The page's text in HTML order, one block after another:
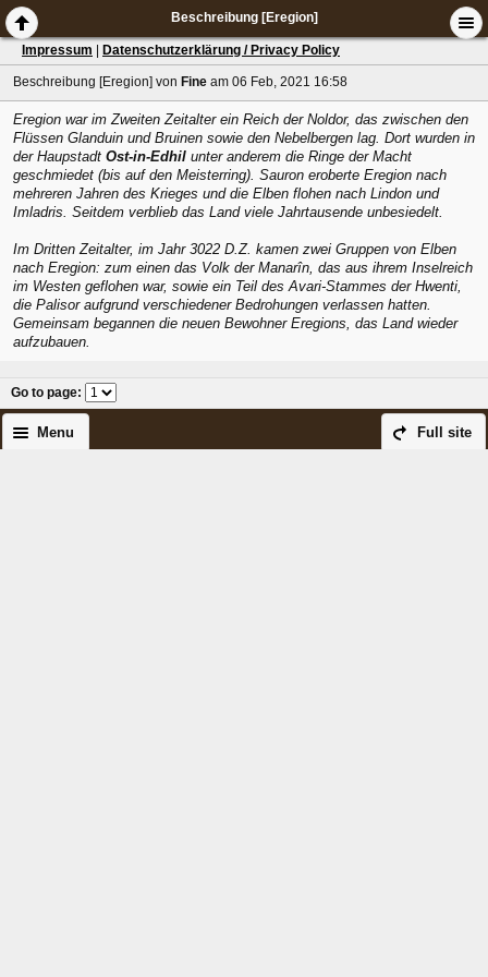
Beschreibung [Eregion]
Impressum Datenschutzerklärung / Privacy Policy
Beschreibung [Eregion] von Fine am 06 Feb, 2021 16:58
Eregion war im Zweiten Zeitalter ein Reich der Noldor, das zwischen den
Flüssen Glanduin und Bruinen sowie den Nebelbergen lag. Dort wurden in
der Haupstadt Ost-in-Edhil unter anderem die Ringe der Macht
geschmiedet (bis auf den Meisterring). Sauron eroberte Eregion nach
mehreren Jahren des Krieges und die Elben flohen nach Lindon und
Imladris. Seitdem verblieb das Land viele Jahrtausende unbesiedelt.
Im Dritten Zeitalter, im Jahr 3022 D.Z. kamen zwei Gruppen von Elben
nach Eregion: zum einen das Volk der Manarîn, das aus ihrem Inselreich
im Westen geflohen war, sowie ein Teil des Avari-Stammes der Hwenti,
die Palisor aufgrund verschiedener Bedrohungen verlassen hatten.
Gemeinsam begannen die neuen Bewohner Eregions, das Land wieder
aufzubauen.
Go to page:
Full site
Menu